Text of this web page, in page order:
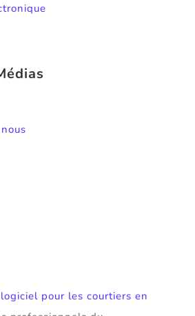
logiciel pour les courtiers en